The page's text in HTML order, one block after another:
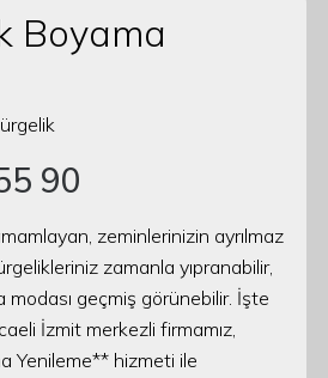
Boyama
90
zeminlerinizin ayrılmaz
zamanla yıpranabilir,
modası geçmiş görünebilir. İşte
İzmit merkezli firmamız,
Yenileme** hizmeti ile